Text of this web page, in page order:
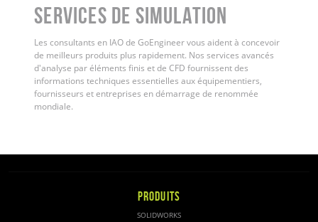
Services de simulation
Les consultants en IAO de GoEngineer vous aident à concevoir
de meilleurs produits plus rapidement. Nos services avancés
d'analyse par éléments finis et de CFD fournissent des
informations techniques essentielles aux équipementiers,
fournisseurs et entreprises en démarrage de renommée
mondiale.
PRODUITS
SOLIDWORKS